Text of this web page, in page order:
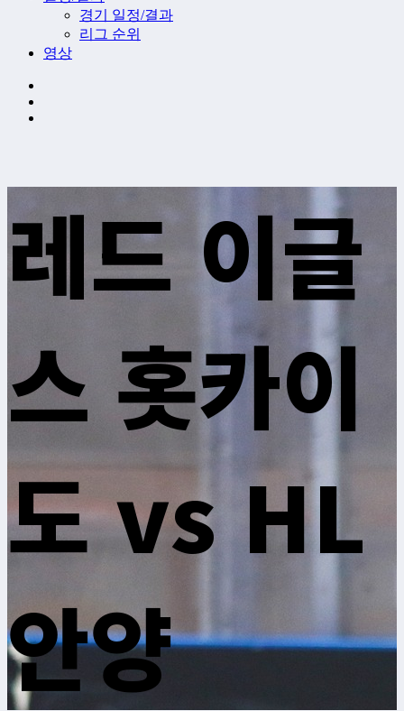
경기 일정/결과
리그 순위
영상
레드 이글
스 홋카이
도 vs HL
안양